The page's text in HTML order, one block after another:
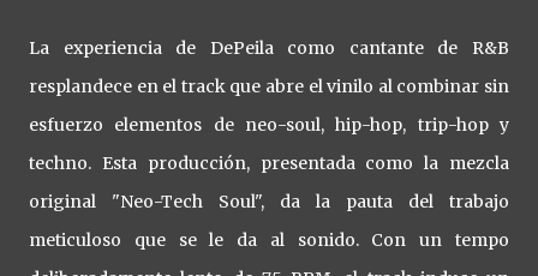
La experiencia de DePeila como cantante de R&B
resplandece en el track que abre el vinilo al combinar sin
esfuerzo elementos de neo-soul, hip-hop, trip-hop y
techno. Esta producción, presentada como la mezcla
original "Neo-Tech Soul", da la pauta del trabajo
meticuloso que se le da al sonido. Con un tempo